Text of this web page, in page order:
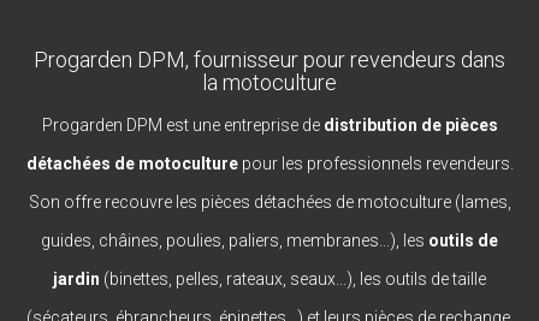
Progarden DPM, fournisseur pour revendeurs dans
la motoculture
Progarden DPM est une entreprise de distribution de pièces
détachées de motoculturepour les professionnels revendeurs.
Son offre recouvre les pièces détachées de motoculture (lames,
guides, châines, poulies, paliers, membranes...), les outils de
jardin (binettes, pelles, rateaux, seaux...), les outils de taille
(sécateurs, ébrancheurs, épinettes...) et leurs pièces de rechange,